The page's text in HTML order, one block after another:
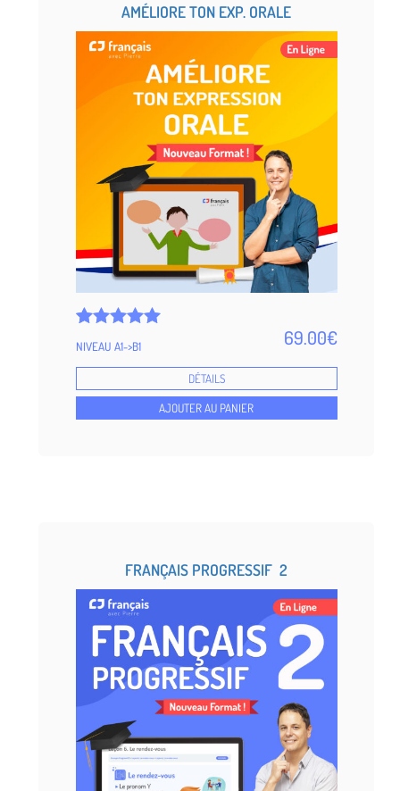
AMÉLIORE TON EXP. ORALE
Noté
4.92
sur 5
basé sur
5
client
NIVEAU A1->B1 69.00€
DÉTAILS
AJOUTER AU PANIER
FRANÇAIS PROGRESSIF 2